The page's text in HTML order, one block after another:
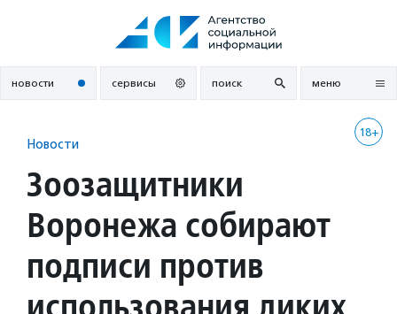
новости сервисы поиск меню
18+
Новости
Зоозащитники
Воронежа собирают
подписи против